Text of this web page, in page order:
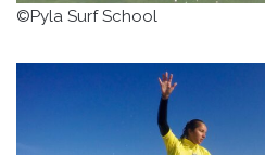
©Pyla Surf School